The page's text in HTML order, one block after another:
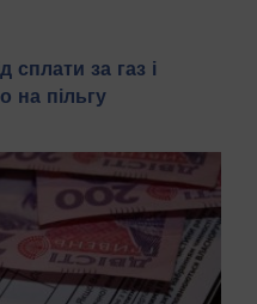
сплати за газ і
на пільгу